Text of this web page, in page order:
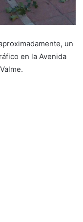
un
en la Avenida